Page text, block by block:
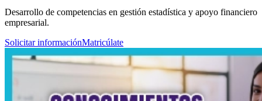
Desarrollo de competencias en gestión estadística y apoyo financiero
empresarial.
Solicitar informaciónMatricúlate